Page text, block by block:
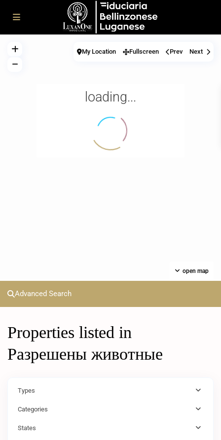
loading...
open map
My Location Fullscreen Prev Next
Advanced Search
Properties listed in
Разрешены животные
Types
Categories
States